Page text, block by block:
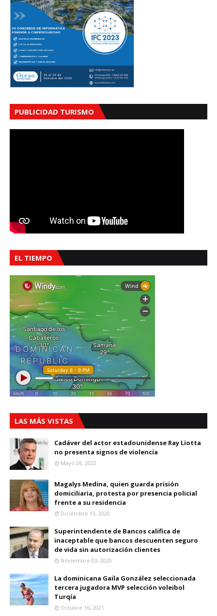
PUBLICIDAD TURISMO
EL TIEMPO
LAS MÁS VISTAS
Cadáver del actor estadounidense Ray Liotta
no presenta signos de violencia
Mayo 26, 2022
Magalys Medina, quien guarda prisión
domiciliaria, protesta por presencia policial
frente a su residencia
Diciembre 13, 2020
Superintendente de Bancos califica de
inaceptable que bancos descuenten seguro
de vida sin autorización clientes
Noviembre 03, 2020
La dominicana Gaila González seleccionada
tercera jugadora MVP selección voleibol
Turqía
Octubre 16, 2021